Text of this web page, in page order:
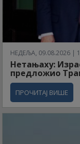
НЕДЕЉА, 09.08.2026 |
Нетањаху:
предложио
ПРОЧИТАЈ ВИШЕ